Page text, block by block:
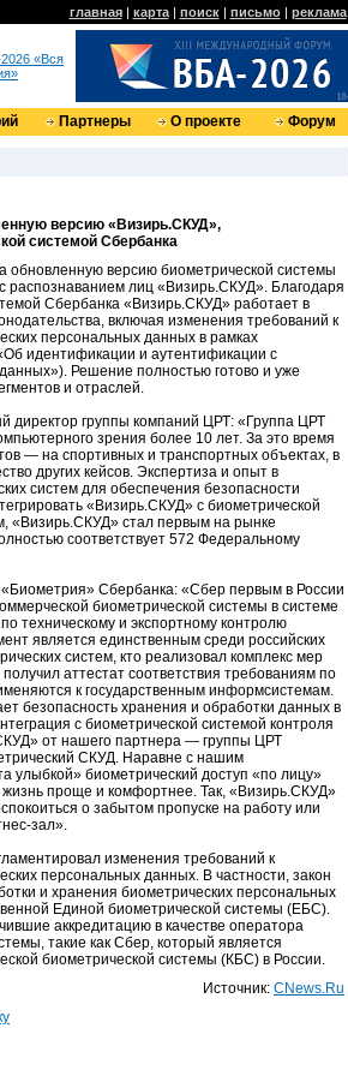
главная| карта| поиск| письмо| реклама
«Вся
Партнеры О проекте Форум
версию «Визирь.СКУД»,
системой Сбербанка
обновленную версию биометрической системы
распознаванием лиц «Визирь.СКУД». Благодаря
Сбербанка «Визирь.СКУД» работает в
включая изменения требований к
персональных данных в рамках
идентификации и аутентификации с
Решение полностью готово и уже
и отраслей.
директор группы компаний ЦРТ: «Группа ЦРТ
зрения более 10 лет. За это время
— на спортивных и транспортных объектах, в
других кейсов. Экспертиза и опыт в
систем для обеспечения безопасности
«Визирь.СКУД» с биометрической
«Визирь.СКУД» стал первым на рынке
соответствует 572 Федеральному
Сбербанка: «Сбер первым в России
биометрической системы в системе
техническому и экспортному контролю
является единственным среди российских
систем, кто реализовал комплекс мер
аттестат соответствия требованиям по
к государственным информсистемам.
безопасность хранения и обработки данных в
с биометрической системой контроля
от нашего партнера — группы ЦРТ
СКУД. Наравне с нашим
улыбкой» биометрический доступ «по лицу»
проще и комфортнее. Так, «Визирь.СКУД»
о забытом пропуске на работу или
зал».
изменения требований к
персональных данных. В частности, закон
и хранения биометрических персональных
Единой биометрической системы (ЕБС).
аккредитацию в качестве оператора
такие как Сбер, который является
биометрической системы (КБС) в России.
Источник: CNews.Ru